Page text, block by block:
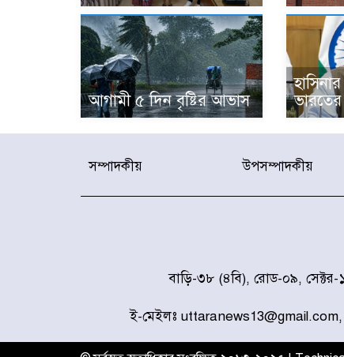
আগামী ৫ দিন বৃষ্টির আভাস
সম্পাদকীয় উপসম্পাদকীয়
বাড়ি-৩৮ (৪বি), রোড-০৯, সেক্টর-
ই-মেইলঃ